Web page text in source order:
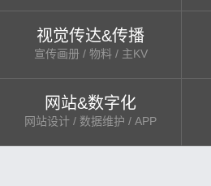
视觉传达&传播
宣传画册 / 物料 / 主KV
网站&数字化
网站设计 / 数据维护 / APP